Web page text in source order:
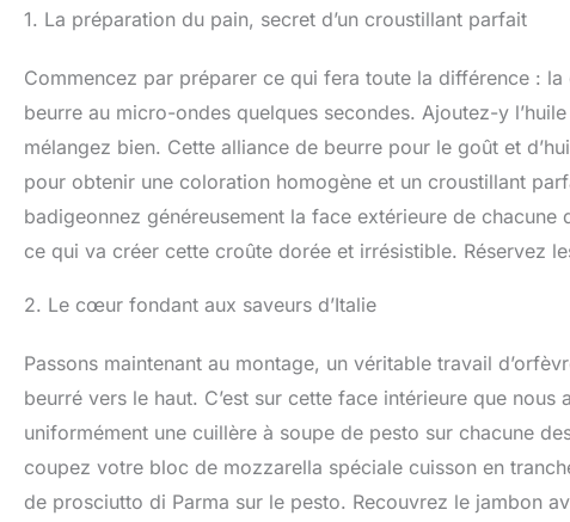
1. La préparation du pain, secret d’un croustillant parfait
Commencez par préparer ce qui fera toute la différence :
beurre au micro-ondes quelques secondes. Ajoutez-y
mélangez bien. Cette alliance de beurre pour le goût et
pour obtenir une coloration homogène et un croustillant
badigeonnez généreusement la face extérieure de
ce qui va créer cette croûte dorée et irrésistible. Réservez
2. Le cœur fondant aux saveurs d’Italie
Passons maintenant au montage, un véritable travail
beurré vers le haut. C’est sur cette face intérieure que
uniformément une cuillère à soupe de pesto sur chacune
coupez votre bloc de mozzarella spéciale cuisson en
de prosciutto di Parma sur le pesto. Recouvrez le jambon